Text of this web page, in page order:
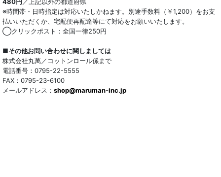
※時間帯・日時指定は対応いたしかねます。別途手数料（￥1,200）をお支
払いいただくか、宅配便再配達等にて対応をお願いいたします。
◯クリックポスト：全国一律250円
■その他お問い合わせに関しましては
株式会社丸萬／コットンロール係まで
電話番号：0795-22-5555
FAX：0795-23-6100
メールアドレス： shop@maruman-inc.jp